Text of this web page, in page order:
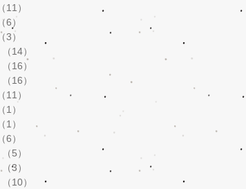
（11）
（6）
（3）
（14）
（16）
（16）
（11）
11件の記事
（1）
（1）
1件の記事
（6）
6件の記事
（5）
（3）
（10）
10件の記事